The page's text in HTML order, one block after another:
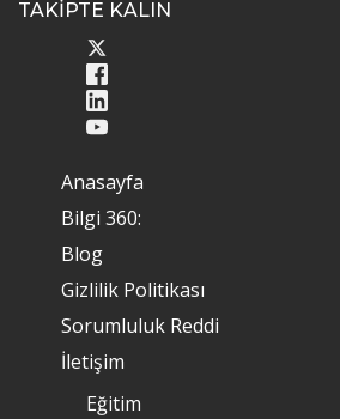
TAKİPTE KALIN
Anasayfa
Bilgi 360:
Blog
Gizlilik Politikası
Sorumluluk Reddi
İletişim
Eğitim